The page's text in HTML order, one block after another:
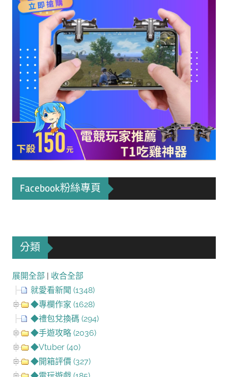
Facebook粉絲專頁
分類
展開全部 | 收合全部
就愛看新聞 (1348)
◆專欄作家 (1628)
◆禮包兌換碼 (294)
◆手遊攻略 (2036)
◆Vtuber (40)
◆開箱評價 (327)